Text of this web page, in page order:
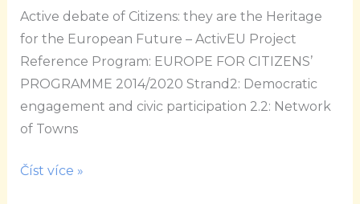
Active debate of Citizens: they are the Heritage
for the European Future – ActivEU Project
Reference Program: EUROPE FOR CITIZENS’
PROGRAMME 2014/2020 Strand2: Democratic
engagement and civic participation 2.2: Network
of Towns
the
ActivEU
project
Číst více »